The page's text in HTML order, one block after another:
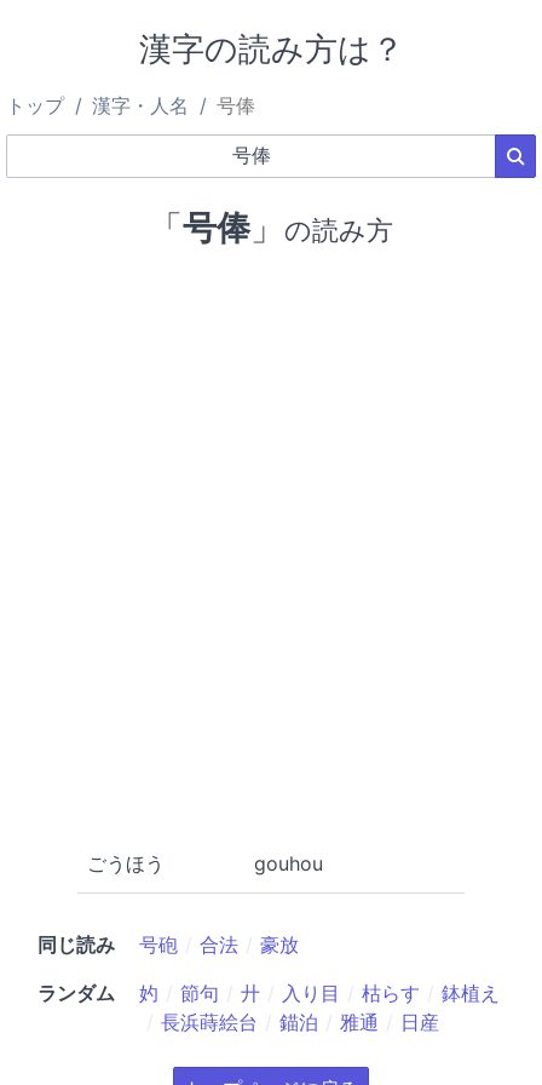
漢字の読み方は？
トップ 漢字・人名 号俸
「号俸」 の読み方
ごうほう gouhou
同じ読み 号砲 合法
豪放
ランダム
妁 節句 廾 入り目 枯らす
鉢植え
長浜蒔絵台
錨泊 雅通 日産